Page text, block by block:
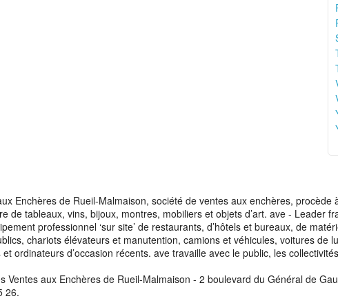
Enchères de Rueil-Malmaison, société de ventes aux enchères, procède
de tableaux, vins, bijoux, montres, mobiliers et objets d’art. ave - Leader
professionnel ‘sur site’ de restaurants, d’hôtels et bureaux, de
chariots élévateurs et manutention, camions et véhicules, voitures de
ordinateurs d’occasion récents. ave travaille avec le public, les
Ventes aux Enchères de Rueil-Malmaison - 2 boulevard du Général de
26.